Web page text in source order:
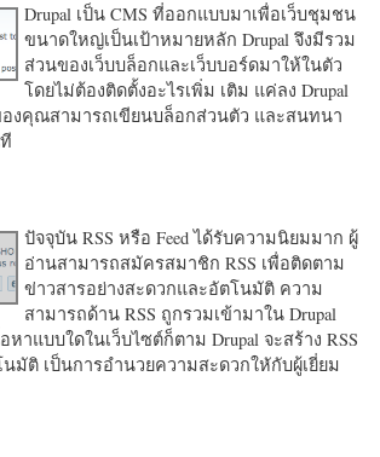
Drupal เป็น CMS ที่ออกแบบมาเพื่อเว็บชุมชน
ขนาดใหญ่เป็นเป้าหมายหลัก Drupal จึงมีรวม
ส่วนของเว็บบล็อกและเว็บบอร์ดมาให้ในตัว
โดยไม่ต้องติดตั้งอะไรเพิ่ม เติม แค่ลง Drupal
งคุณสามารถเขียนบล็อกส่วนตัว และสนทนา
ปัจจุบัน RSS หรือ Feed ได้รับความนิยมมาก ผู้
อ่านสามารถสมัครสมาชิก RSS เพื่อติดตาม
ข่าวสารอย่างสะดวกและอัตโนมัติ ความ
สามารถด้าน RSS ถูกรวมเข้ามาใน Drupal
าแบบใดในเว็บไซต์ก็ตาม Drupal จะสร้าง RSS
มัติ เป็นการอำนวยความสะดวกใหักับผู้เยี่ยม